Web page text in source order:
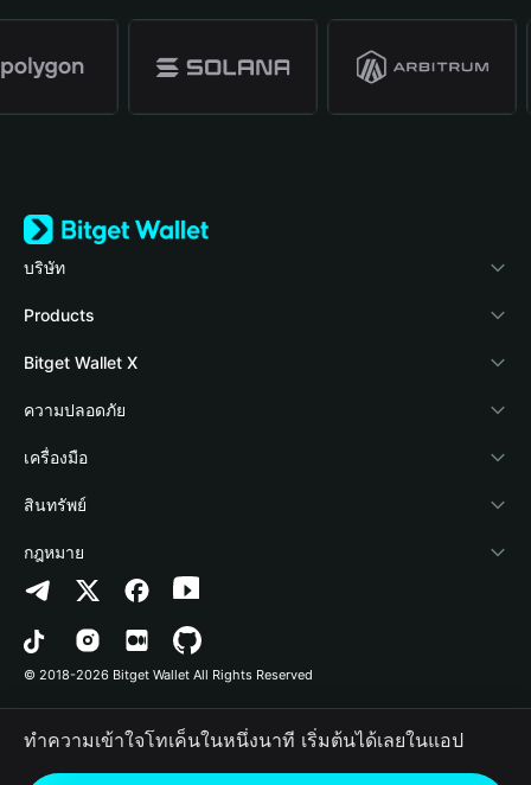
บริษัท
เกี่ยวกับ Bitget Wallet
Blog
Academy
ข่าวสารด้านคริปโต
ศูนย์ช่วยเหลือ
ติดต่อเรา
ทรัพยากรข้อมูลของแบรนด์
อาชีพ
Products
Crypto Card
Stablecoin Earn
Payfi Crypto
Crypto Swap API
Altcoin Season Index
Prediction Markets
DApp
RWA
Bitget Wallet X
นักพัฒนา
เชื่อมต่อ Wallet
Bitget Wallet Pay
ลิสต์โปรเจกต์
ความปลอดภัย
Protection Fund
เทคโนโลยีความปลอดภัย
เครื่องมือ
ซื้อคริปโต
การตรวจจับการอนุญาต
การตรวจจับสัญญา
การโอนเป็นชุด
สินทรัพย์
Arbitrum
Avalanche
Bitcoin
Polygon
กฎหมาย
นโยบายความเป็นส่วนตัว
ข้อตกลงในการใช้บริการ
© 2018-2026 Bitget Wallet All Rights Reserved
ทำความเข้าใจโทเค็นในหนึ่งนาที เริ่มต้นได้เลยในแอป